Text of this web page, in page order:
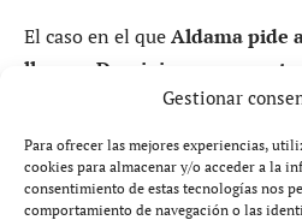
Gestionar
Para ofrecer las mejores experiencias,
cookies para almacenar y/o acceder a la
consentimiento de estas tecnologías nos
comportamiento de navegación o las
El caso en el queAldama pide
llame a Dominicana por
generado un fuerte impacto
de la oposición han solicitado
papel de los intermediarios en
durante la pandemia.